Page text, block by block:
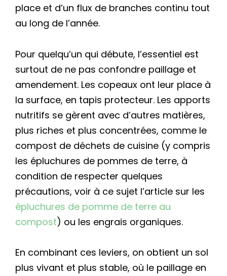
place et d’un flux de branches continu tout
au long de l’année.
Pour quelqu’un qui débute, l’essentiel est
surtout de ne pas confondre paillage et
amendement. Les copeaux ont leur place à
la surface, en tapis protecteur. Les apports
nutritifs se gèrent avec d’autres matières,
plus riches et plus concentrées, comme le
compost de déchets de cuisine (y compris
les épluchures de pommes de terre, à
condition de respecter quelques
précautions, voir à ce sujet l’article sur les
épluchures de pomme de terre au
compost) ou les engrais organiques.
En combinant ces leviers, on obtient un sol
plus vivant et plus stable, où le paillage en